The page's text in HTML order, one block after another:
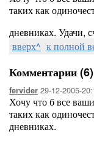
таких как
дневниках. Удачи,
вверх^ к полной
Комментарии
fervider 29-12-2005-
Хочу что б все
таких как
дневниках.